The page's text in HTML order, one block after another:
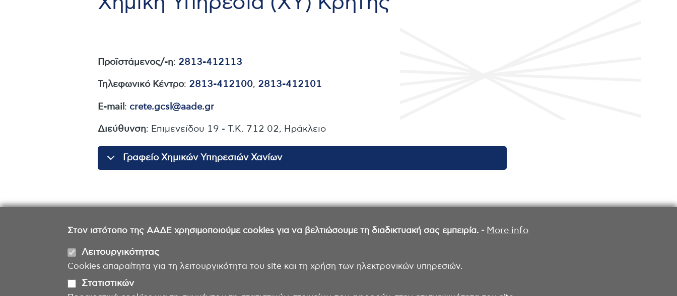
Στον ιστότοπο της ΑΑΔΕ χρησιμοποιούμε cookies για να βελτιώσουμε τη διαδικτυακή σας εμπειρία. - More info
Λειτουργικότητας
Cookies απαραίτητα για τη λειτουργικότητα του site και τη χρήση των ηλεκτρονικών υπηρεσιών.
Στατιστικών
Προϊστάμενος/-η: 2813-412113
Τηλεφωνικό Κέντρο: 2813-412100, 2813-412101
E-mail : crete.gcsl@aade.gr
Διεύθυνση: Επιμενείδου 19 - Τ.Κ. 712 02, Ηράκλειο
Γραφείο Χημικών Υπηρεσιών Χανίων